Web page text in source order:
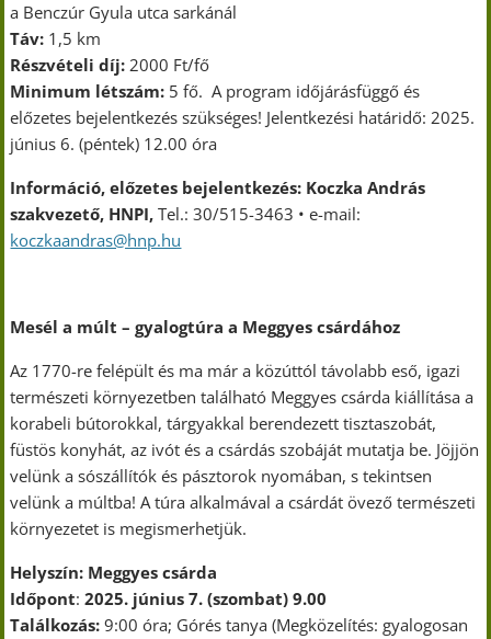
a Benczúr Gyula utca sarkánál
Táv: 1,5 km
Részvételi díj: 2000 Ft/fő
Minimum létszám: 5 fő. A program időjárásfüggő és
előzetes bejelentkezés szükséges! Jelentkezési határidő: 2025.
június 6. (péntek) 12.00 óra
Információ, előzetes bejelentkezés: Koczka András
szakvezető, HNPI,Tel.: 30/515-3463 • e-mail:
koczkaandras@hnp.hu
Mesél a múlt – gyalogtúra a Meggyes csárdához
Az 1770-re felépült és ma már a közúttól távolabb eső, igazi
természeti környezetben található Meggyes csárda kiállítása a
korabeli bútorokkal, tárgyakkal berendezett tisztaszobát,
füstös konyhát, az ivót és a csárdás szobáját mutatja be. Jöjjön
velünk a sószállítók és pásztorok nyomában, s tekintsen
velünk a múltba! A túra alkalmával a csárdát övező természeti
környezetet is megismerhetjük.
Helyszín: Meggyes csárda
Időpont: 2025. június 7. (szombat) 9.00
Találkozás: 9:00 óra; Górés tanya (Megközelítés: gyalogosan